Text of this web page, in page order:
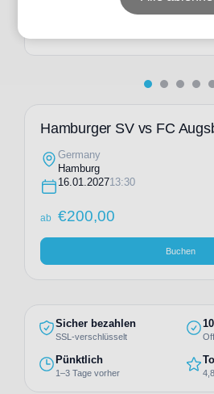
Hamburger SV vs FC
Germany
Hamburg
16.01.202713:30
ab €200,00
Buchen
Sicher bezahlen
SSL-verschlüsselt
Pünktlich
1–3 Tage vorher